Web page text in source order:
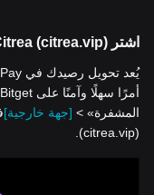
اشتر Citrea (citrea.vip) باستخدام Google Pay أو Apple Pay
المشفرة» > [جهة خارجية]
(citrea.vip).